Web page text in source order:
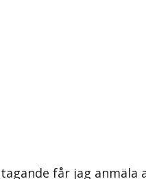
får jag